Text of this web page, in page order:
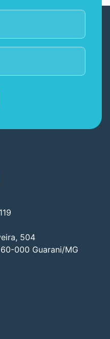
504
000 Guarani/MG